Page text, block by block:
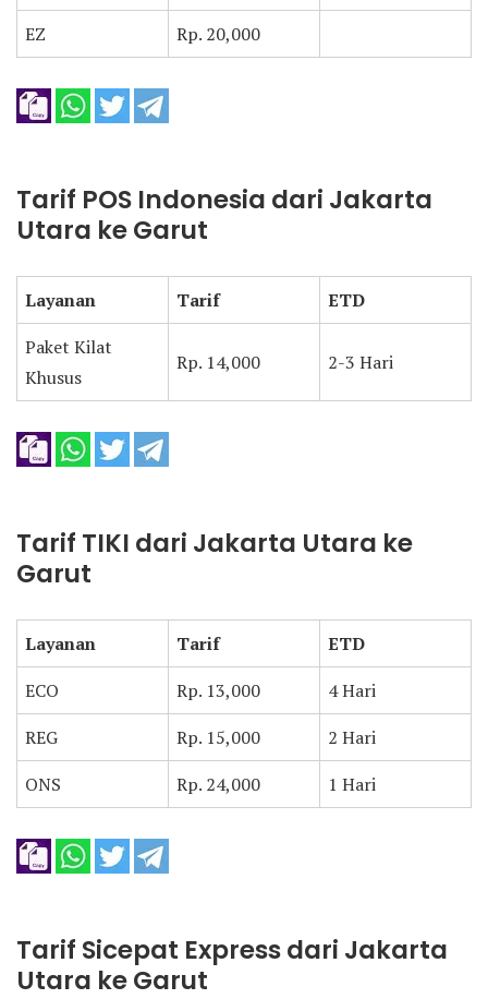
EZ
Rp. 20,000
Tarif POS Indonesia dari Jakarta
Utara ke Garut
Layanan Tarif
ETD
Paket Kilat
Khusus
Rp. 14,000 2-3 Hari
Tarif TIKI dari Jakarta Utara ke
Garut
Layanan Tarif
ETD
ECO
Rp. 13,000
4 Hari
REG
Rp. 15,000
2 Hari
ONS
Rp. 24,000 1 Hari
Tarif Sicepat Express dari Jakarta
Utara ke Garut